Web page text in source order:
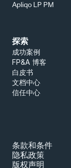
Apliqo LP PM
探索
成功案例
FP&A 博客
白皮书
文档中心
信任中心
条款和条件
隐私政策
版权声明